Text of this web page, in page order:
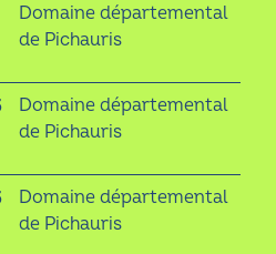
Domaine départemental
de Pichauris
Domaine départemental
de Pichauris
Domaine départemental
de Pichauris